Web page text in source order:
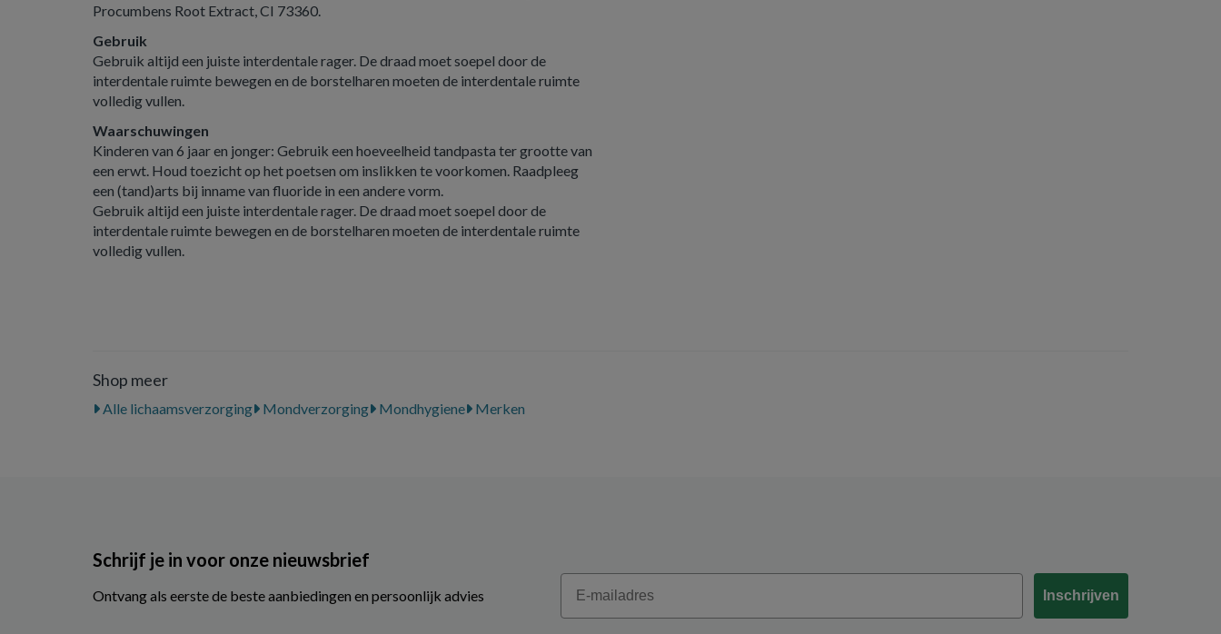
Procumbens Root Extract, CI 73360.
Gebruik
Gebruik altijd een juiste interdentale rager. De draad moet soepel door de
interdentale ruimte bewegen en de borstelharen moeten de interdentale ruimte
volledig vullen.
Waarschuwingen
Kinderen van 6 jaar en jonger: Gebruik een hoeveelheid tandpasta ter grootte van
een erwt. Houd toezicht op het poetsen om inslikken te voorkomen. Raadpleeg
een (tand)arts bij inname van fluoride in een andere vorm.
Gebruik altijd een juiste interdentale rager. De draad moet soepel door de
interdentale ruimte bewegen en de borstelharen moeten de interdentale ruimte
volledig vullen.
Shop meer
Alle lichaamsverzorging Mondverzorging Mondhygiene Merken
Schrijf je in voor onze nieuwsbrief
Ontvang als eerste de beste aanbiedingen en persoonlijk advies
Email
Inschrijven